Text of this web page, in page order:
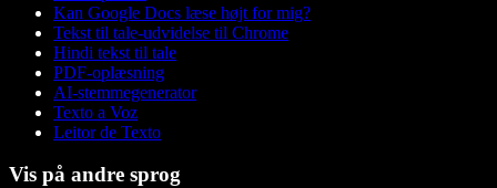
Kan Google Docs læse højt for mig?
Tekst til tale-udvidelse til Chrome
Hindi tekst til tale
PDF-oplæsning
AI-stemmegenerator
Texto a Voz
Leitor de Texto
Vis på andre sprog